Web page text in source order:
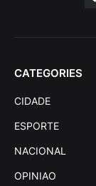
CATEGORIES
CIDADE
ESPORTE
NACIONAL
OPINIAO